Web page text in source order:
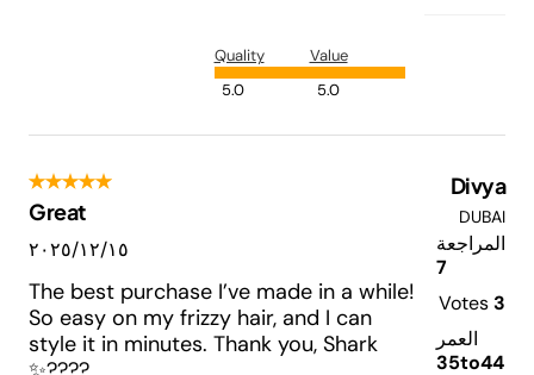
Value
5.0
Quality
5.0
Divya
DUBAI
المراجعة
7
Votes3
العمر
35to44
Great
١٥‏/١٢‏/٢٠٢٥
The best purchase I’ve made in a while!
So easy on my frizzy hair, and I can
style it in minutes. Thank you, Shark